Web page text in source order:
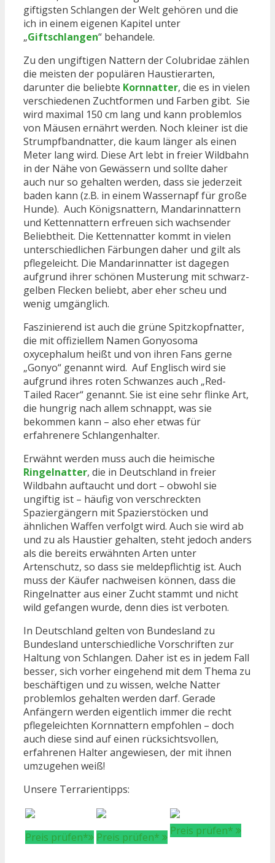
giftigsten Schlangen der Welt gehören und die
ich in einem eigenen Kapitel unter
„Giftschlangen“ behandele.
Zu den ungiftigen Nattern der Colubridae zählen
die meisten der populären Haustierarten,
darunter die beliebte Kornnatter, die es in vielen
verschiedenen Zuchtformen und Farben gibt. Sie
wird maximal 150 cm lang und kann problemlos
von Mäusen ernährt werden. Noch kleiner ist die
Strumpfbandnatter, die kaum länger als einen
Meter lang wird. Diese Art lebt in freier Wildbahn
in der Nähe von Gewässern und sollte daher
auch nur so gehalten werden, dass sie jederzeit
baden kann (z.B. in einem Wassernapf für große
Hunde). Auch Königsnattern, Mandarinnattern
und Kettennattern erfreuen sich wachsender
Beliebtheit. Die Kettennatter kommt in vielen
unterschiedlichen Färbungen daher und gilt als
pflegeleicht. Die Mandarinnatter ist dagegen
aufgrund ihrer schönen Musterung mit schwarz-
gelben Flecken beliebt, aber eher scheu und
wenig umgänglich.
Faszinierend ist auch die grüne Spitzkopfnatter,
die mit offiziellem Namen Gonyosoma
oxycephalum heißt und von ihren Fans gerne
„Gonyo“ genannt wird. Auf Englisch wird sie
aufgrund ihres roten Schwanzes auch „Red-
Tailed Racer“ genannt. Sie ist eine sehr flinke Art,
die hungrig nach allem schnappt, was sie
bekommen kann – also eher etwas für
erfahrenere Schlangenhalter.
Erwähnt werden muss auch die heimische
Ringelnatter, die in Deutschland in freier
Wildbahn auftaucht und dort – obwohl sie
ungiftig ist – häufig von verschreckten
Spaziergängern mit Spazierstöcken und
ähnlichen Waffen verfolgt wird. Auch sie wird ab
und zu als Haustier gehalten, steht jedoch anders
als die bereits erwähnten Arten unter
Artenschutz, so dass sie meldepflichtig ist. Auch
muss der Käufer nachweisen können, dass die
Ringelnatter aus einer Zucht stammt und nicht
wild gefangen wurde, denn dies ist verboten.
In Deutschland gelten von Bundesland zu
Bundesland unterschiedliche Vorschriften zur
Haltung von Schlangen. Daher ist es in jedem Fall
besser, sich vorher eingehend mit dem Thema zu
beschäftigen und zu wissen, welche Natter
problemlos gehalten werden darf. Gerade
Anfängern werden eigentlich immer die recht
pflegeleichten Kornnattern empfohlen – doch
auch diese sind auf einen rücksichtsvollen,
erfahrenen Halter angewiesen, der mit ihnen
umzugehen weiß!
Unsere Terrarientipps:
Preis prüfen* Preis prüfen* Preis prüfen*